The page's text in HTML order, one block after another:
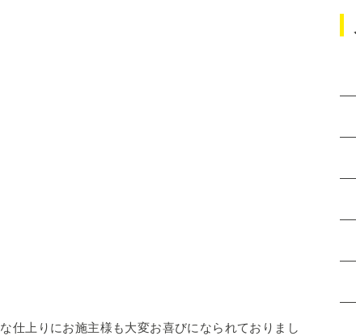
仕上りにお施主様も大変お喜びになられておりまし